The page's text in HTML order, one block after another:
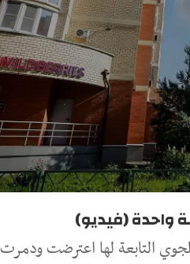
لها اعترضت ودمرت 605 طائر